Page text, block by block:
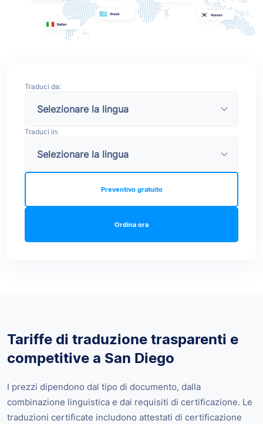
Traduci da:
Traduci in:
Ordina ora
Preventivo gratuito
Tariffe di traduzione trasparenti e
competitive a San Diego
I prezzi dipendono dal tipo di documento, dalla
combinazione linguistica e dai requisiti di certificazione. Le
traduzioni certificate includono attestati di certificazione